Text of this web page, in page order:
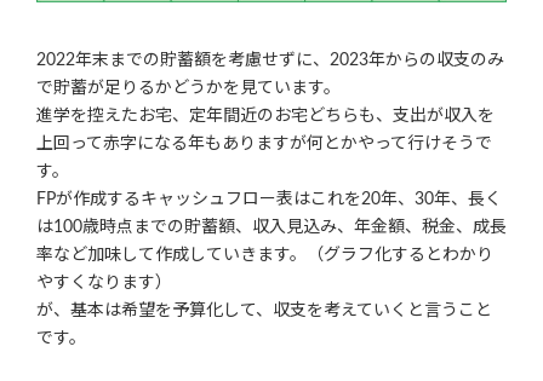
2022年末までの貯蓄額を考慮せずに、2023年からの収支のみ
で貯蓄が足りるかどうかを見ています。
進学を控えたお宅、定年間近のお宅どちらも、支出が収入を
上回って赤字になる年もありますが何とかやって行けそうで
す。
FPが作成するキャッシュフロー表はこれを20年、30年、長く
は100歳時点までの貯蓄額、収入見込み、年金額、税金、成長
率など加味して作成していきます。（グラフ化するとわかり
やすくなります）
が、基本は希望を予算化して、収支を考えていくと言うこと
です。